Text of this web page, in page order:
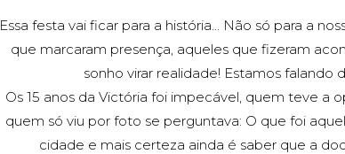
Essa festa vai ficar para a história... Não só para a
que marcaram presença, aqueles que fizeram
sonho virar realidade! Estamos falando
Os 15 anos da Victória foi impecável, quem teve
quem só viu por foto se perguntava: O que foi
cidade e mais certeza ainda é saber que a